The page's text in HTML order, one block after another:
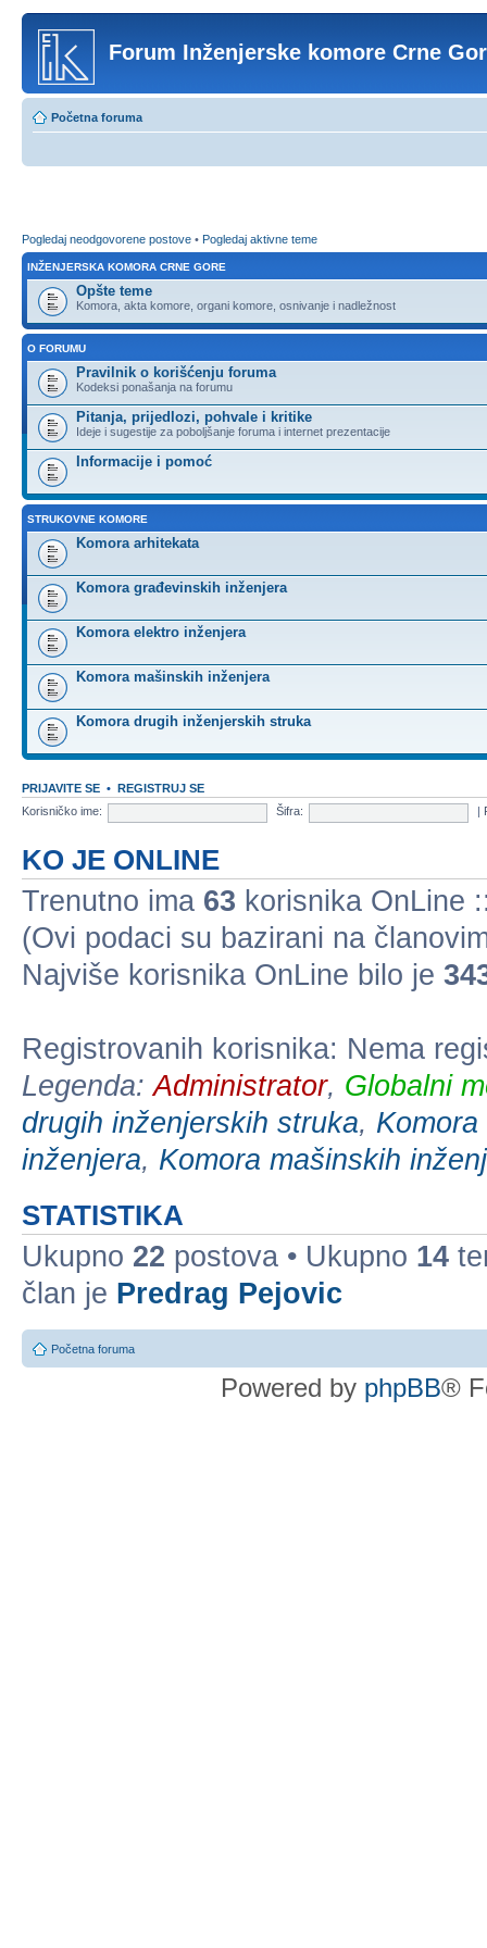
Forum Inženjerske komore Crne
Početna foruma
Pogledaj neodgovorene postove • Pogledaj aktivne teme
INŽENJERSKA KOMORA CRNE GORE
Opšte teme
Komora, akta komore, organi komore, osnivanje i nadležnost
O FORUMU
Pravilnik o korišćenju foruma
Kodeksi ponašanja na forumu
Pitanja, prijedlozi, pohvale i kritike
Ideje i sugestije za poboljšanje foruma i internet prezentacije
Informacije i pomoć
STRUKOVNE KOMORE
Komora arhitekata
Komora građevinskih inženjera
Komora elektro inženjera
Komora mašinskih inženjera
Komora drugih inženjerskih struka
PRIJAVITE SE • REGISTRUJ SE
Korisničko ime:
Šifra:
KO JE ONLINE
Trenutno ima 63 korisnika OnLine
(Ovi podaci su bazirani na
Najviše korisnika OnLine bilo je
Registrovanih korisnika: Nema
Legenda:Administrator, Globalni
drugih inženjerskih struka,
inženjera, Komora mašinskih
STATISTIKA
Ukupno 22 postova • Ukupno 14
član je Predrag Pejovic
Početna foruma
Powered by phpBB®